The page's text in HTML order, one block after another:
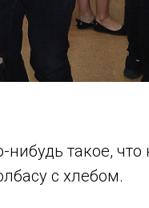
такое, что
с хлебом.